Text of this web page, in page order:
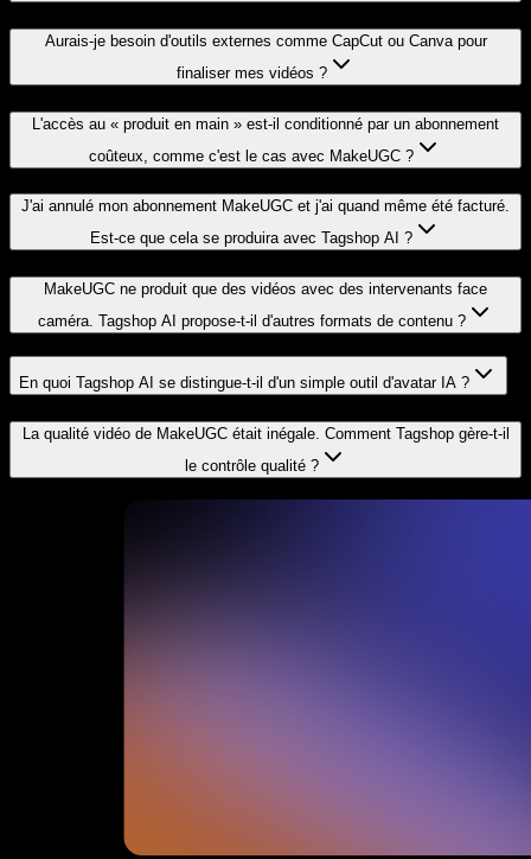
Aurais-je besoin d'outils externes comme CapCut ou Canva pour
finaliser mes vidéos ?
L'accès au « produit en main » est-il conditionné par un abonnement
coûteux, comme c'est le cas avec MakeUGC ?
J'ai annulé mon abonnement MakeUGC et j'ai quand même été facturé.
Est-ce que cela se produira avec Tagshop AI ?
MakeUGC ne produit que des vidéos avec des intervenants face
caméra. Tagshop AI propose-t-il d'autres formats de contenu ?
En quoi Tagshop AI se distingue-t-il d'un simple outil d'avatar IA ?
La qualité vidéo de MakeUGC était inégale. Comment Tagshop gère-t-il
le contrôle qualité ?